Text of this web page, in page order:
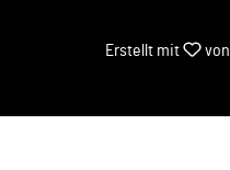
Erstellt mit von